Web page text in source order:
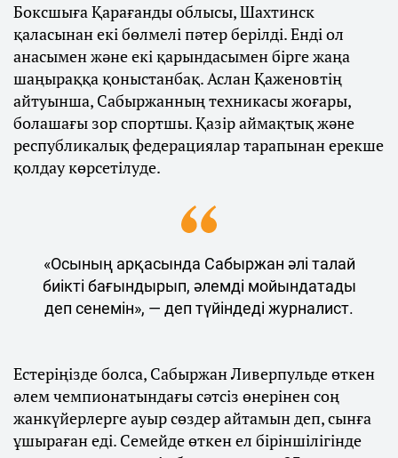
Боксшыға Қарағанды облысы, Шахтинск
қаласынан екі бөлмелі пәтер берілді. Енді ол
анасымен және екі қарындасымен бірге жаңа
шаңыраққа қоныстанбақ. Аслан Қаженовтің
айтуынша, Сабыржанның техникасы жоғары,
болашағы зор спортшы. Қазір аймақтық және
республикалық федерациялар тарапынан ерекше
қолдау көрсетілуде.
«Осының арқасында Сабыржан әлі талай
биікті бағындырып, әлемді мойындатады
деп сенемін», — деп түйіндеді журналист.
Естеріңізде болса, Сабыржан Ливерпульде өткен
әлем чемпионатындағы сәтсіз өнерінен соң
жанкүйерлерге ауыр сөздер айтамын деп, сынға
ұшыраған еді. Семейде өткен ел біріншілігінде